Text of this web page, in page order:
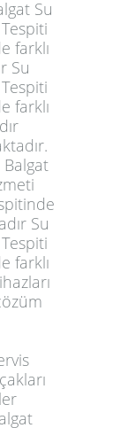
Su
farklı
Su
farklı
Su
farklı